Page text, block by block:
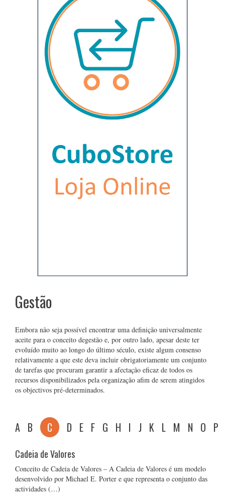
Gestão
Embora não seja possível encontrar uma definição universalmente
aceite para o conceito degestão e, por outro lado, apesar deste ter
evoluído muito ao longo do último século, existe algum consenso
relativamente a que este deva incluir obrigatoriamente um conjunto
de tarefas que procuram garantir a afectação eficaz de todos os
recursos disponibilizados pela organização afim de serem atingidos
os objectivos pré-determinados.
A B C D E F G H I J K L M N O P
Cadeia de Valores
Conceito de Cadeia de Valores – A Cadeia de Valores é um modelo
desenvolvido por Michael E. Porter e que representa o conjunto das
actividades (…)